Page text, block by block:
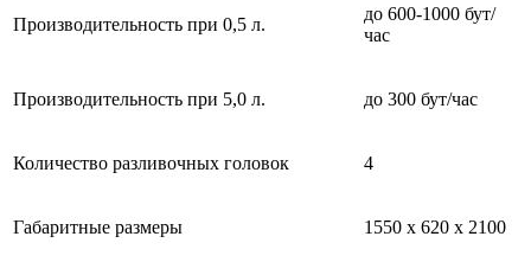
Производительность при 0,5 л.
до 600-1000 бут/
час
Производительность при 5,0 л. до 300 бут/час
Количество разливочных головок 4
Габаритные размеры 1550 х 620 х 2100